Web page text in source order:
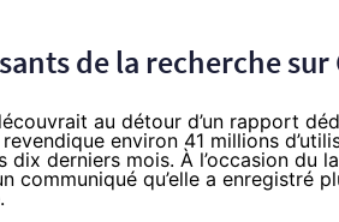
de la recherche sur
au détour d’un rapport
environ 41 millions
dix derniers mois. À l’occasion du
communiqué qu’elle a enregistré